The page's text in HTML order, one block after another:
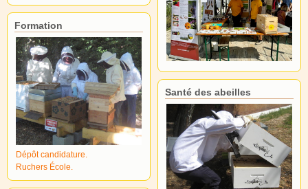
Formation
Dépôt candidature.
Ruchers École.
Santé des abeilles